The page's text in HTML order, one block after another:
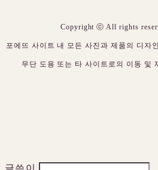
Copyright ⓒ All rights
포에뜨 사이트 내 모든 사진과 제품의 디자
무단 도용 또는 타 사이트로의 이동 및
글쓴이